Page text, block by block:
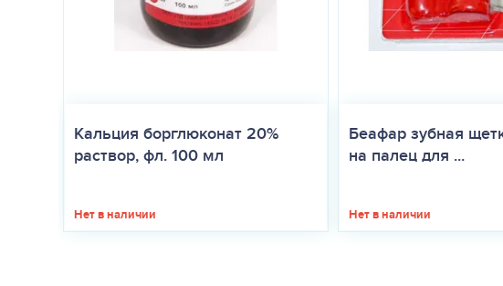
Кальция борглюконат 20%
раствор, фл. 100 мл
Нет в наличии
Беафар зубная
на палец для ...
Нет в наличии